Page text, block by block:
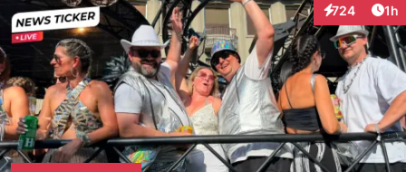
724
Interaktionen
1h